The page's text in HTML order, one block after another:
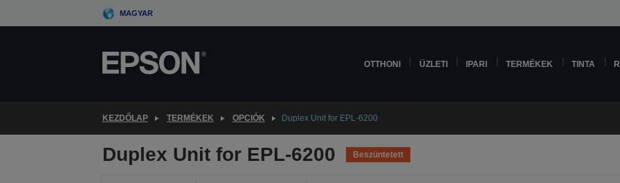
to
MAGYAR
OTTHONI ÜZLETI IPARI TERMÉKEK TINTA
KEZDŐLAP TERMÉKEK OPCIÓK Duplex Unit for EPL-6200
Duplex Unit for EPL-6200 Beszüntetett